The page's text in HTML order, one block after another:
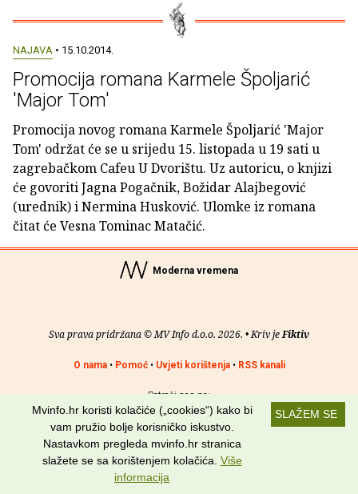
NAJAVA • 15.10.2014.
Promocija romana Karmele Špoljarić
'Major Tom'
Promocija novog romana Karmele Špoljarić 'Major
Tom' održat će se u srijedu 15. listopada u 19 sati u
zagrebačkom Cafeu U Dvorištu. Uz autoricu, o knjizi
će govoriti Jagna Pogačnik, Božidar Alajbegović
(urednik) i Nermina Husković. Ulomke iz romana
čitat će Vesna Tominac Matačić.
Moderna vremena
Sva prava pridržana © MV Info d.o.o. 2026. • Kriv jeFiktiv
O nama• Pomoć• Uvjeti korištenja• RSS kanali
Potraži nas na:
SLAŽEM SE
Mvinfo.hr koristi kolačiće („cookies“) kako bi
vam pružio bolje korisničko iskustvo.
Nastavkom pregleda mvinfo.hr stranica
slažete se sa korištenjem kolačića. Više
informacija